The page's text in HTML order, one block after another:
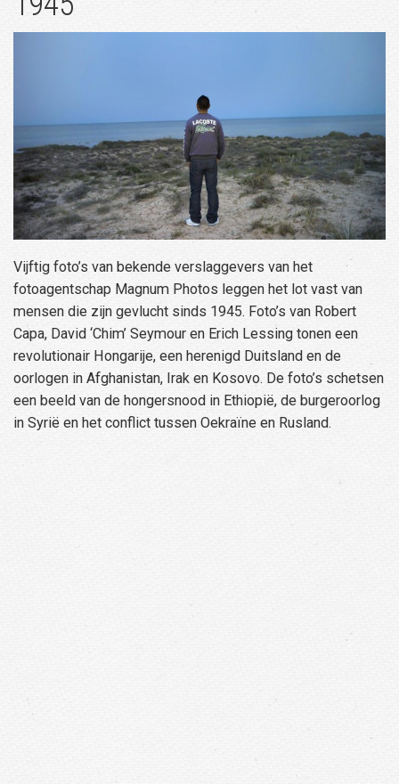
Vijftig foto’s van bekende verslaggevers van het
fotoagentschap Magnum Photos leggen het lot vast van
mensen die zijn gevlucht sinds 1945. Foto’s van Robert
Capa, David ‘Chim’ Seymour en Erich Lessing tonen een
revolutionair Hongarije, een herenigd Duitsland en de
oorlogen in Afghanistan, Irak en Kosovo. De foto’s schetsen
een beeld van de hongersnood in Ethiopië, de burgeroorlog
in Syrië en het conflict tussen Oekraïne en Rusland.